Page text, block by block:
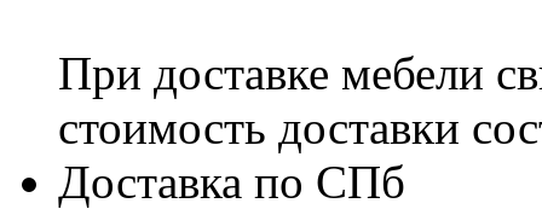
При доставке мебели
стоимость доставки
Доставка по СПб